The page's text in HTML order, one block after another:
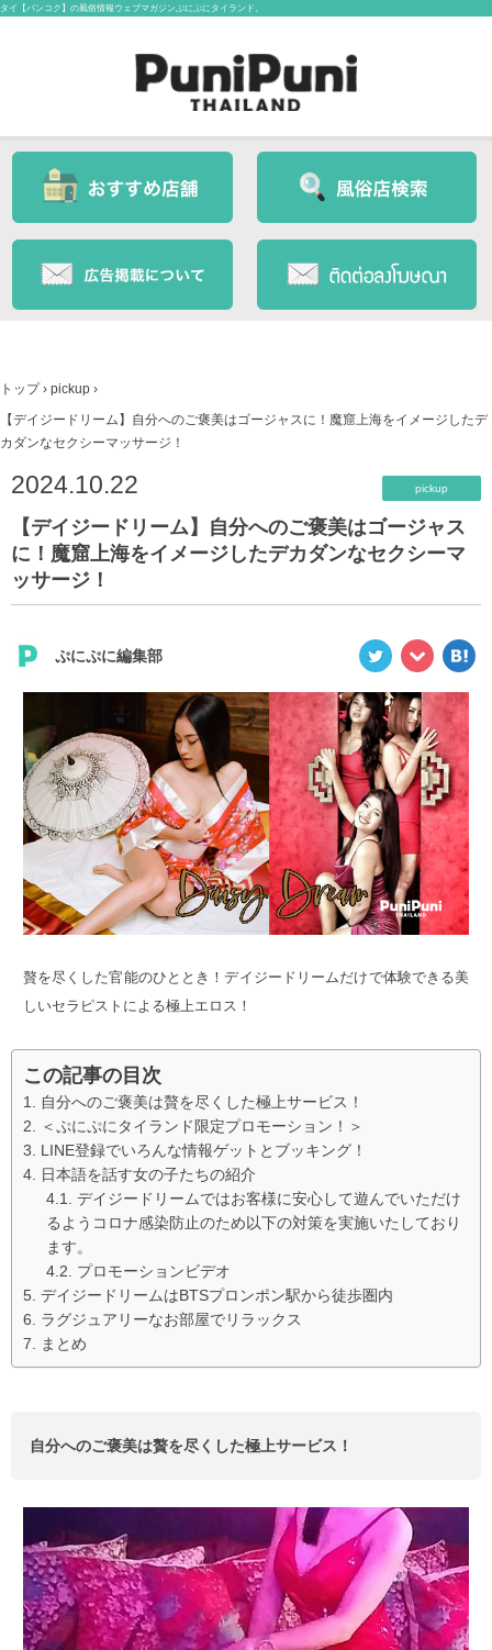
タイ【バンコク】の風俗情報ウェブマガジンぷにぷにタイランド。
トップ › pickup ›
【デイジードリーム】自分へのご褒美はゴージャスに！魔窟上海をイメージしたデ
カダンなセクシーマッサージ！
2024.10.22 pickup
【デイジードリーム】自分へのご褒美はゴージャス
に！魔窟上海をイメージしたデカダンなセクシーマ
ッサージ！
ぷにぷに編集部
贅を尽くした官能のひととき！デイジードリームだけで体験できる美
しいセラピストによる極上エロス！
この記事の目次
自分へのご褒美は贅を尽くした極上サービス！
＜ぷにぷにタイランド限定プロモーション！＞
LINE登録でいろんな情報ゲットとブッキング！
日本語を話す女の子たちの紹介
デイジードリームではお客様に安心して遊んでいただけ
るようコロナ感染防止のため以下の対策を実施いたしており
ます。
プロモーションビデオ
デイジードリームはBTSプロンポン駅から徒歩圏内
ラグジュアリーなお部屋でリラックス
まとめ
自分へのご褒美は贅を尽くした極上サービス！